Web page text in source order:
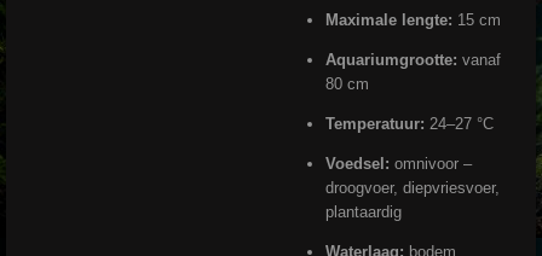
Maximale lengte: 15 cm
Aquariumgrootte: vanaf
80 cm
Temperatuur: 24–27 °C
Voedsel: omnivoor –
droogvoer, diepvriesvoer,
plantaardig
Waterlaag: bodem